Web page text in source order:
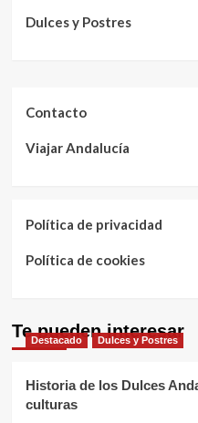
Dulces y Postres
Contacto
Viajar Andalucía
Política de privacidad
Política de cookies
Te pueden interesar
Destacado Dulces y Postres
Historia de los Dulces
culturas